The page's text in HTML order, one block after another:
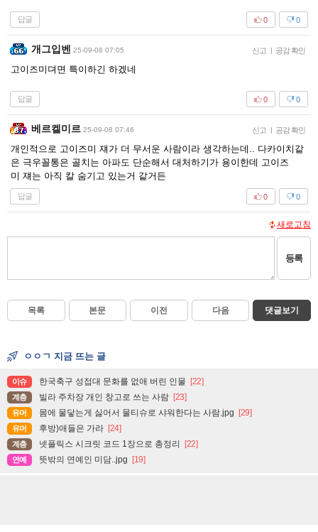
답글 0
0
개그입벤 25-09-08 07:05 신고 | 공감 확인
고이즈미뎌면 특이하긴 하겠네
답글 0
0
베르켈미르 25-09-08 07:46 신고 | 공감 확인
개인적으로 고이즈미 쟤가 더 무서운 사람이라 생각하는데.. 다카이치같
은 극우꼴통은 골치는 아파도 단순해서 대처하기가 용이한데 고이즈
미 쟤는 아직 칼 숨기고 있는거 같거든
답글 0
0
새로고침
등록
목록 본문 이전 다음 댓글보기
ㅇㅇㄱ 지금 뜨는 글
이슈 한국축구 성접대 문화를 없애 버린 인물 [22]
계층 빌라 주차장 개인 창고로 쓰는 사람 [23]
유머 몸에 물닿는게 싫어서 물티슈로 샤워한다는 사람.jpg [29]
유머 후방)애들은 가라 [24]
계층 넷플릭스 시크릿 코드 1장으로 총정리 [22]
연예 뜻밖의 연예인 미담..jpg [19]